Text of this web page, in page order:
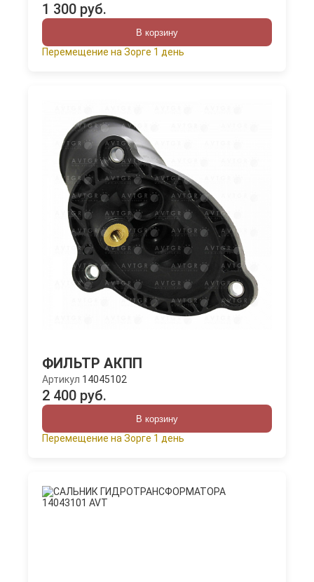
1 300 руб.
В корзину
Перемещение на Зорге 1 день
ФИЛЬТР АКПП
Артикул 14045102
2 400 руб.
В корзину
Перемещение на Зорге 1 день